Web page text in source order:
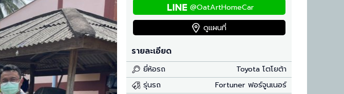
@OatArtHomeCar
ดูแผนที่
รายละเอียด
ยี่ห้อรถ
Toyota โตโยต้า
รุ่นรถ
Fortuner ฟอร์จูนเนอร์